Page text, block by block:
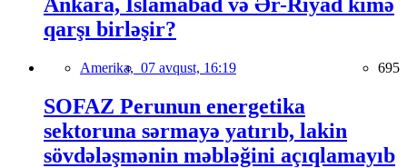
qarşı birləşir?
Amerika, 07 avqust, 16:19 695
SOFAZ Perunun energetika
sektoruna sərmayə yatırıb, lakin
sövdələşmənin məbləğini açıqlamayıb